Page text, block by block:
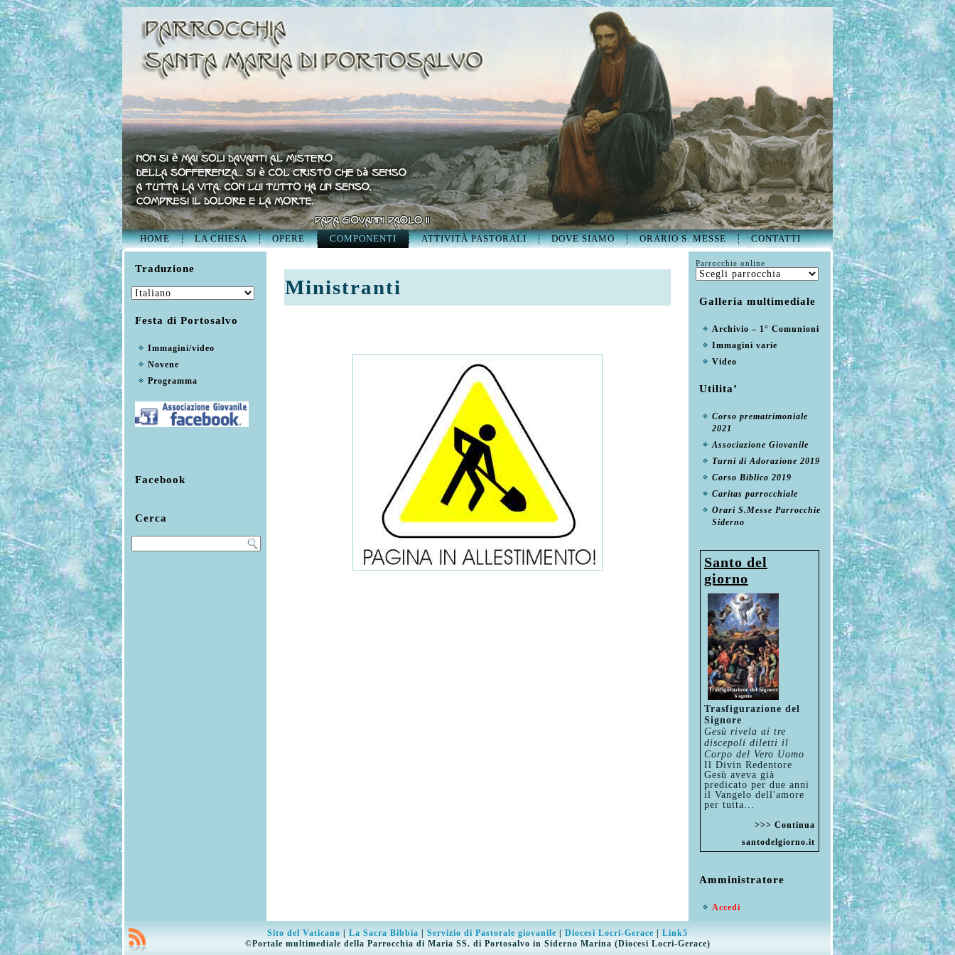
HOME LA CHIESA OPERE COMPONENTI ATTIVITÀ PASTORALI DOVE SIAMO ORARIO S. MESSE CONTATTI
Traduzione
Festa di Portosalvo
Immagini/video
Novene
Programma
Facebook
Cerca
Ministranti
Parrocchie online
Galleria multimediale
Archivio – 1° Comunioni
Immagini varie
Video
Utilita’
Corso prematrimoniale
2021
Associazione Giovanile
Turni di Adorazione 2019
Corso Biblico 2019
Caritas parrocchiale
Orari S.Messe Parrocchie
Siderno
Santo del
giorno
Trasfigurazione del
Signore
Gesù rivela ai tre
discepoli diletti il
Corpo del Vero Uomo
Il Divin Redentore
Gesù aveva già
predicato per due anni
il Vangelo dell'amore
per tutta...
>>> Continua
santodelgiorno.it
Amministratore
Accedi
Sito del Vaticano La Sacra Bibbia Servizio di Pastorale giovanile Diocesi Locri-Gerace
Link5
©Portale multimediale della Parrocchia di Maria SS. di Portosalvo in Siderno Marina (Diocesi Locri-Gerace)